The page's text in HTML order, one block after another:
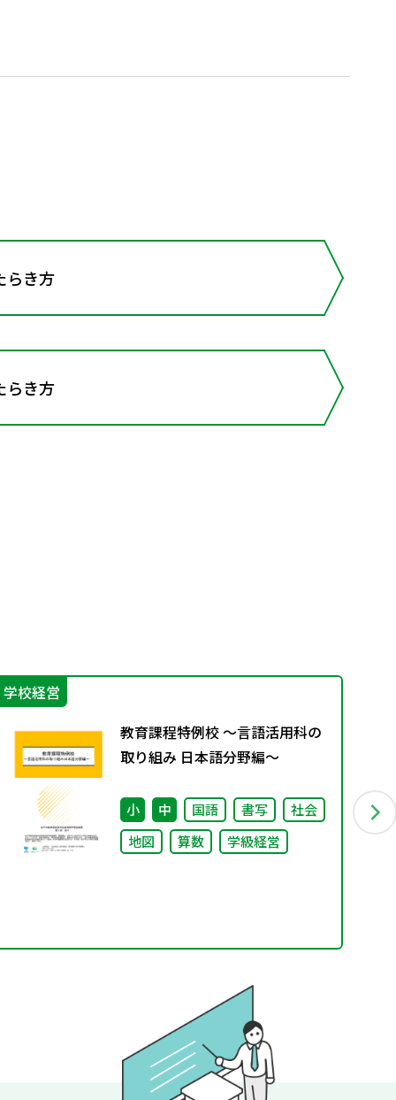
き方
き方
学校経営
教育課程特例校 ～言語活用科の
取り組み 日本語分野編～
小 中 国語 書写
社会
地図
算数 学級経営